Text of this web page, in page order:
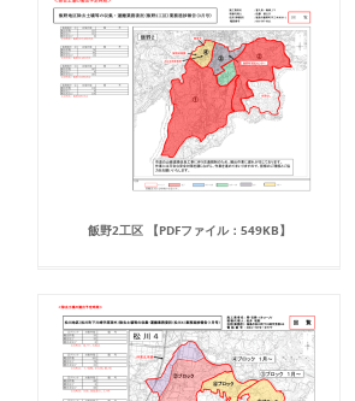
飯野2工区 【PDFファイル：549KB】